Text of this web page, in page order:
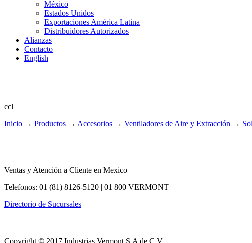
México
Estados Unidos
Exportaciones América Latina
Distribuidores Autorizados
Alianzas
Contacto
English
ccl
Inicio → Productos → Accesorios → Ventiladores de Aire y Extracción →
Ventas y Atención a Cliente en Mexico
Telefonos: 01 (81) 8126-5120 | 01 800 VERMONT
Directorio de Sucursales
Copyright © 2017 Industrias Vermont S.A de C.V.